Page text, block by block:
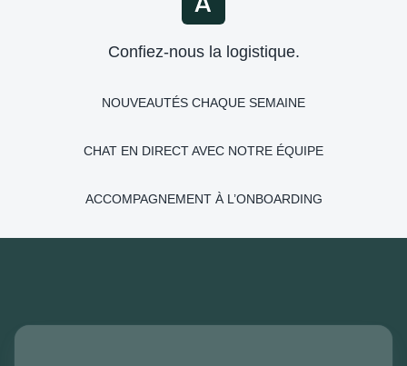
Confiez-nous la logistique.
NOUVEAUTÉS CHAQUE SEMAINE
CHAT EN DIRECT AVEC NOTRE ÉQUIPE
ACCOMPAGNEMENT À L’ONBOARDING